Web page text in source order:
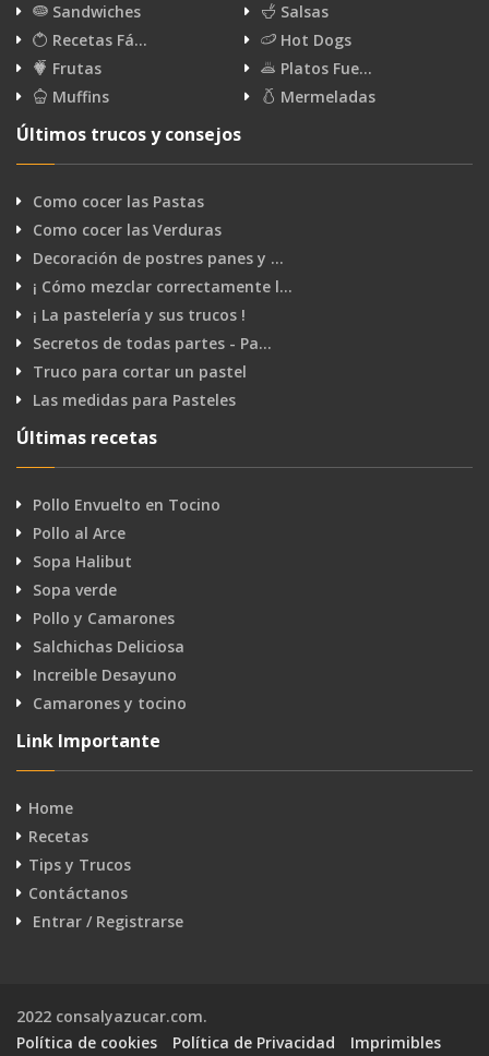
Sandwiches
Salsas
Recetas Fá…
Hot Dogs
Frutas
Platos Fue…
Muffins
Mermeladas
Últimos trucos y consejos
Como cocer las Pastas
Como cocer las Verduras
Decoración de postres panes y …
¡ Cómo mezclar correctamente l…
¡ La pastelería y sus trucos !
Secretos de todas partes - Pa…
Truco para cortar un pastel
Las medidas para Pasteles
Últimas recetas
Pollo Envuelto en Tocino
Pollo al Arce
Sopa Halibut
Sopa verde
Pollo y Camarones
Salchichas Deliciosa
Increible Desayuno
Camarones y tocino
Link Importante
Home
Recetas
Tips y Trucos
Contáctanos
Entrar / Registrarse
2022 consalyazucar.com.
Política de cookies
Política de Privacidad Imprimibles